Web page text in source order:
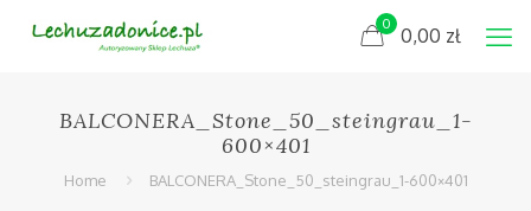
0 0,00 zł
BALCONERA_Stone_50_steingrau_1-
600×401
Home BALCONERA_Stone_50_steingrau_1-600×401